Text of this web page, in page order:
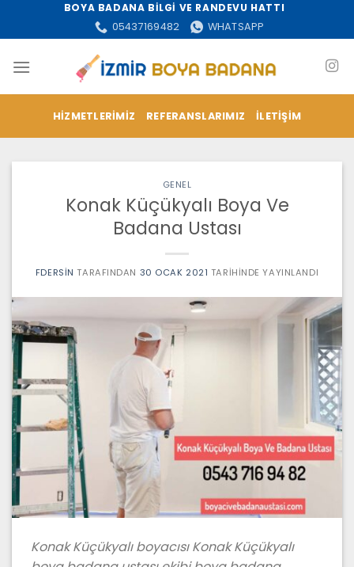
BOYA BADANA BİLGİ VE RANDEVU HATTI
05437169482
WHATSAPP
HIZMETLERIMIZ REFERANSLARIMIZ İLETIŞIM
GENEL
Konak Küçükyalı Boya Ve
Badana Ustası
FDERSIN TARAFINDAN 30 OCAK 2021 TARIHINDE YAYINLANDI
Konak Küçükyalı boyacısı Konak Küçükyalı